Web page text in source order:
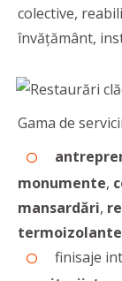
colective,
învățământ,
Gama de
monumente,
mansardări,
termoizolante
finisaje